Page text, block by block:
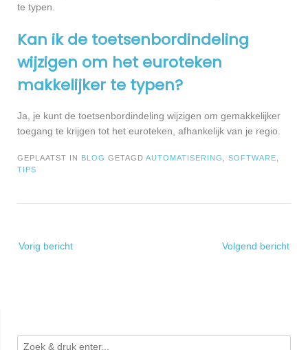
te typen.
Kan ik de toetsenbordindeling
wijzigen om het euroteken
makkelijker te typen?
Ja, je kunt de toetsenbordindeling wijzigen om gemakkelijker
toegang te krijgen tot het euroteken, afhankelijk van je regio.
GEPLAATST IN BLOG GETAGD AUTOMATISERING , SOFTWARE,
TIPS
navigatie
Vorig bericht Volgend bericht